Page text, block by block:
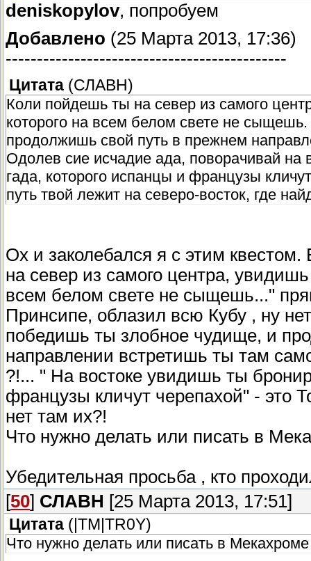
deniskopylov, попробуем
Добавлено (25 Марта 2013, 17:36)
---------------------------------------------
Цитата (СЛАВН)
Коли пойдешь ты на север из самого
которого на всем белом свете не
продолжишь свой путь в прежнем
Одолев сие исчадие ада, поворачивай на
гада, которого испанцы и французы
путь твой лежит на северо-восток, где
Ох и заколебался я с этим
на север из самого центра,
всем белом свете не сыщешь..."
Принсипе, облазил всю Кубу , ну
победишь ты злобное чудище, и
направлении встретишь ты там
?!... " На востоке увидишь ты
французы кличут черепахой" - это
нет там их?!
Что нужно делать или писать в
Убедительная просьба , кто
[50] СЛАВН [25 Марта 2013, 17:51]
Цитата ( |TM|TR0Y)
Что нужно делать или писать в